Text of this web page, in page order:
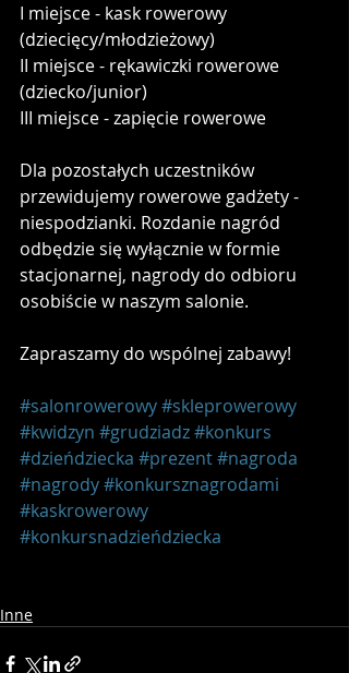
I miejsce - kask rowerowy
(dziecięcy/młodzieżowy)
II miejsce - rękawiczki rowerowe
(dziecko/junior)
III miejsce - zapięcie rowerowe
Dla pozostałych uczestników
przewidujemy rowerowe gadżety -
niespodzianki. Rozdanie nagród
odbędzie się wyłącznie w formie
stacjonarnej, nagrody do odbioru
osobiście w naszym salonie.
Zapraszamy do wspólnej zabawy!
#salonrowerowy#skleprowerowy
#kwidzyn #grudziadz#konkurs
#dzieńdziecka #prezent#nagroda
#nagrody#konkursznagrodami
#kaskrowerowy
#konkursnadzieńdziecka
Inne